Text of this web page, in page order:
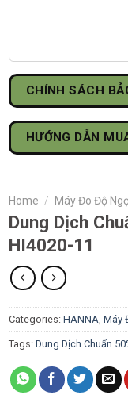
CHÍNH SÁCH
HƯỚNG DẪN
Home / Máy Đo Độ
Dung Dịch
HI4020-11
Categories: HANNA, Máy
Tags: Dung Dịch Chuẩn